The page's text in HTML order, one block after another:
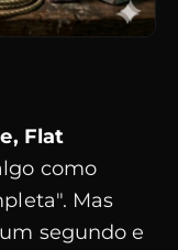
Flat
como
Mas
segundo e